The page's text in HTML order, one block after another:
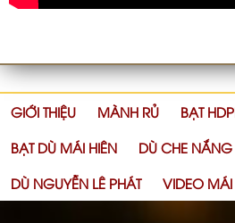
GIỚI THIỆU MÀNH RỦ
BẠT
BẠT DÙ MÁI HIÊN
DÙ CHE
DÙ NGUYỄN LÊ PHÁT
VIDEO MÁI